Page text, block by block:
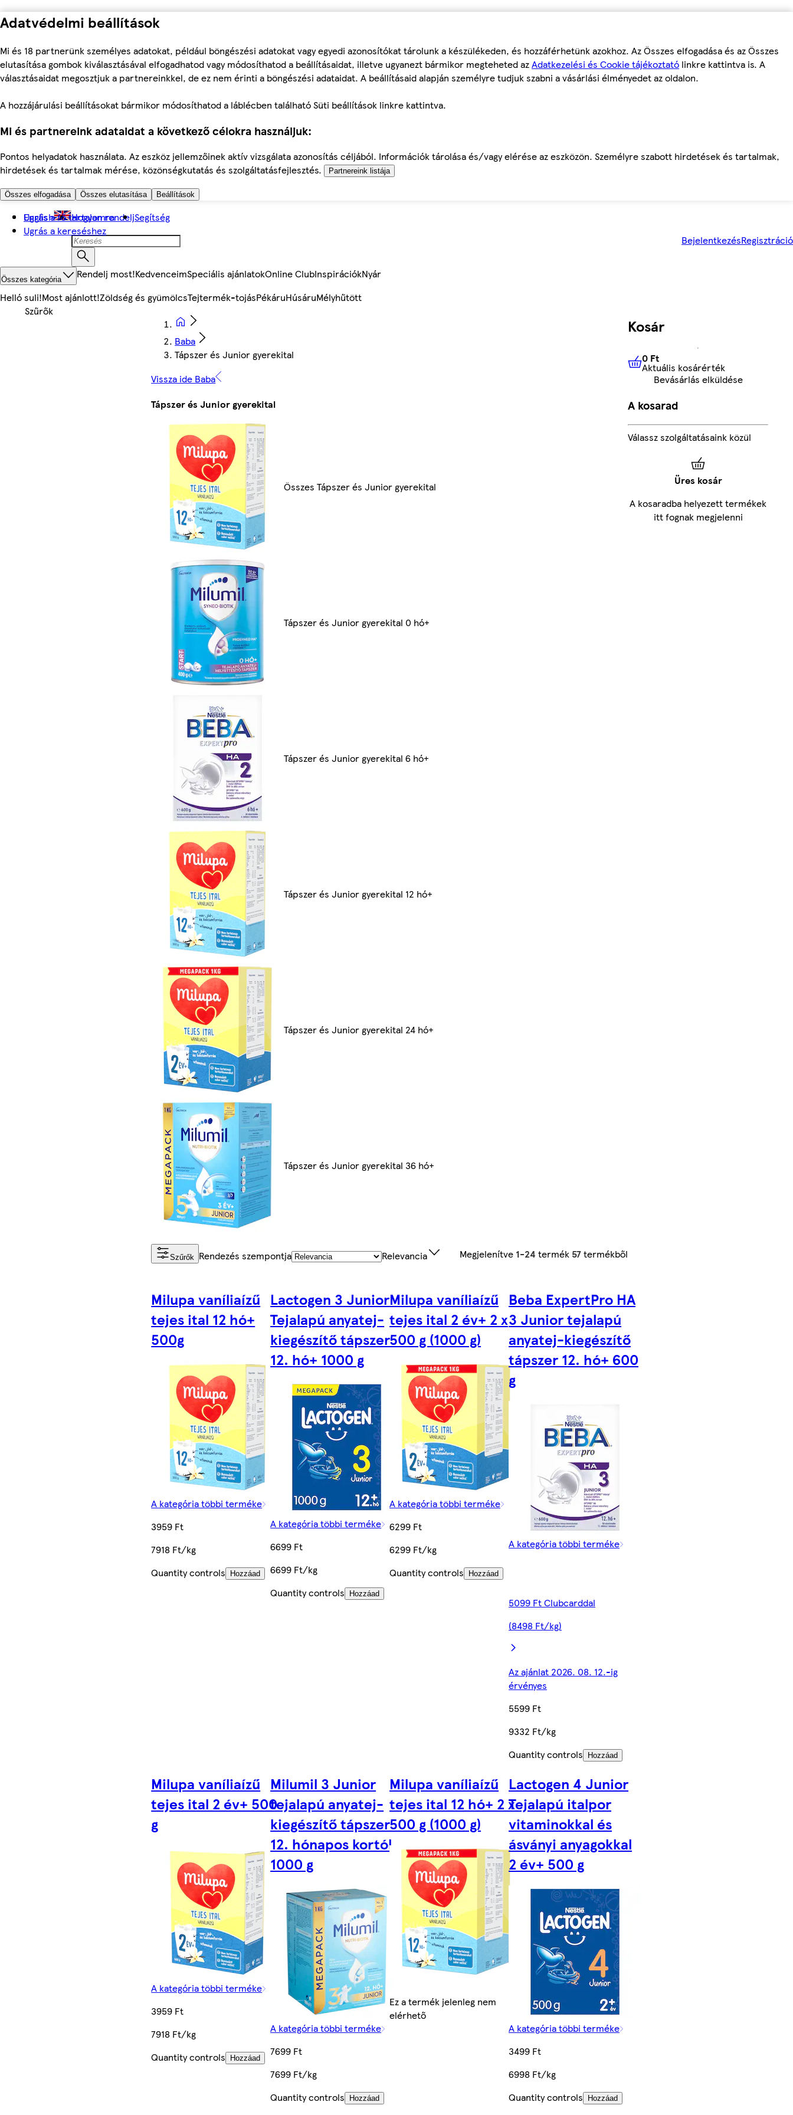
Adatvédelmi beállítások
Mi és 18 partnerünk személyes adatokat, például böngészési adatokat vagy egyedi azonosítókat tárolunk a készülékeden, és hozzáférhetünk azokhoz. Az Összes elfogadása és az Összes
elutasítása gombok kiválasztásával elfogadhatod vagy módosíthatod a beállításaidat, illetve ugyanezt bármikor megteheted azAdatkezelési és Cookie tájékoztató linkre kattintva is. A
választásaidat megosztjuk a partnereinkkel, de ez nem érinti a böngészési adataidat. A beállításaid alapján személyre tudjuk szabni a vásárlási élményedet az oldalon.
A hozzájárulási beállításokat bármikor módosíthatod a láblécben található Süti beállítások linkre kattintva.
Mi és partnereink adataidat a következő célokra használjuk:
Pontos helyadatok használata. Az eszköz jellemzőinek aktív vizsgálata azonosítás céljából. Információk tárolása és/vagy elérése az eszközön. Személyre szabott hirdetések és tartalmak,
hirdetések és tartalmak mérése, közönségkutatás és szolgáltatásfejlesztés.
Partnereink listája
Összes elfogadása Összes elutasítása Beállítások
Ugrás a fő tartalomra
Ugrás a kereséshez
English Hogyan rendeljSegítség
BejelentkezésRegisztráció
Összes kategória Rendelj most!KedvenceimSpeciális ajánlatokOnline ClubInspirációkNyár
Helló suli!Most ajánlott!Zöldség és gyümölcsTejtermék-tojásPékáruHúsáruMélyhűtött
Baba
Tápszer és Junior gyerekital
Vissza ide Baba
Tápszer és Junior gyerekital
Összes Tápszer és Junior gyerekital
Tápszer és Junior gyerekital 0 hó+
Tápszer és Junior gyerekital 6 hó+
Tápszer és Junior gyerekital 12 hó+
Tápszer és Junior gyerekital 24 hó+
Tápszer és Junior gyerekital 36 hó+
Szűrők Rendezés szempontja Relevancia Megjelenítve 1-24 termék 57termékből
Milupa vaníliaízű
tejes ital 12 hó+
500g
A kategória többi terméke
3959 Ft
7918 Ft/kg
Quantity controls
Hozzáad
Lactogen 3 Junior
Tejalapú anyatej-
kiegészítő tápszer
12. hó+ 1000 g
A kategória többi terméke
6699 Ft
6699 Ft/kg
Quantity controls
Hozzáad
Milupa vaníliaízű
tejes ital 2 év+ 2 x
500 g (1000 g)
A kategória többi terméke
6299 Ft
6299 Ft/kg
Quantity controls
Hozzáad
Beba ExpertPro HA
3 Junior tejalapú
anyatej-kiegészítő
tápszer 12. hó+ 600
g
A kategória többi terméke
5099 Ft Clubcarddal
(8498 Ft/kg)
Az ajánlat 2026. 08. 12.-ig
érvényes
5599 Ft
9332 Ft/kg
Quantity controls
Hozzáad
Milupa vaníliaízű
tejes ital 2 év+ 500
g
A kategória többi terméke
3959 Ft
7918 Ft/kg
Quantity controls
Hozzáad
Milumil 3 Junior
tejalapú anyatej-
kiegészítő tápszer
12. hónapos kortól
1000 g
A kategória többi terméke
7699 Ft
7699 Ft/kg
Quantity controls
Hozzáad
Milupa vaníliaízű
tejes ital 12 hó+ 2 x
500 g (1000 g)
Ez a termék jelenleg nem
elérhető
Lactogen 4 Junior
Tejalapú italpor
vitaminokkal és
ásványi anyagokkal
2 év+ 500 g
A kategória többi terméke
3499 Ft
6998 Ft/kg
Quantity controls
Hozzáad
Kosár
0 FtAktuális kosárérték
0 Ft
Aktuális kosárérték
Bevásárlás elküldése
A kosarad
Válassz szolgáltatásaink közül
Üres kosár
A kosaradba helyezett termékek
itt fognak megjelenni